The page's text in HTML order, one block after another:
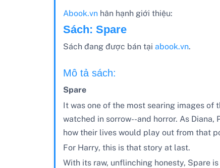
Abook.vnhân hạnh giới thiệu:
Sách: Spare
Sách đang được bán tại abook.vn.
Mô tả sách:
Spare
It was one of the most searing images
watched in sorrow--and horror. As
how their lives would play out from that
For Harry, this is that story at last.
With its raw, unflinching honesty, Spare